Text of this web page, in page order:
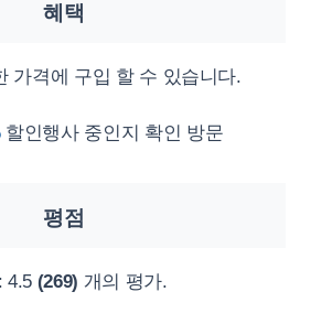
혜택
가격에 구입 할 수 있습니다.
할인행사 중인지 확인 방문
평점
4.5 (269) 개의 평가.